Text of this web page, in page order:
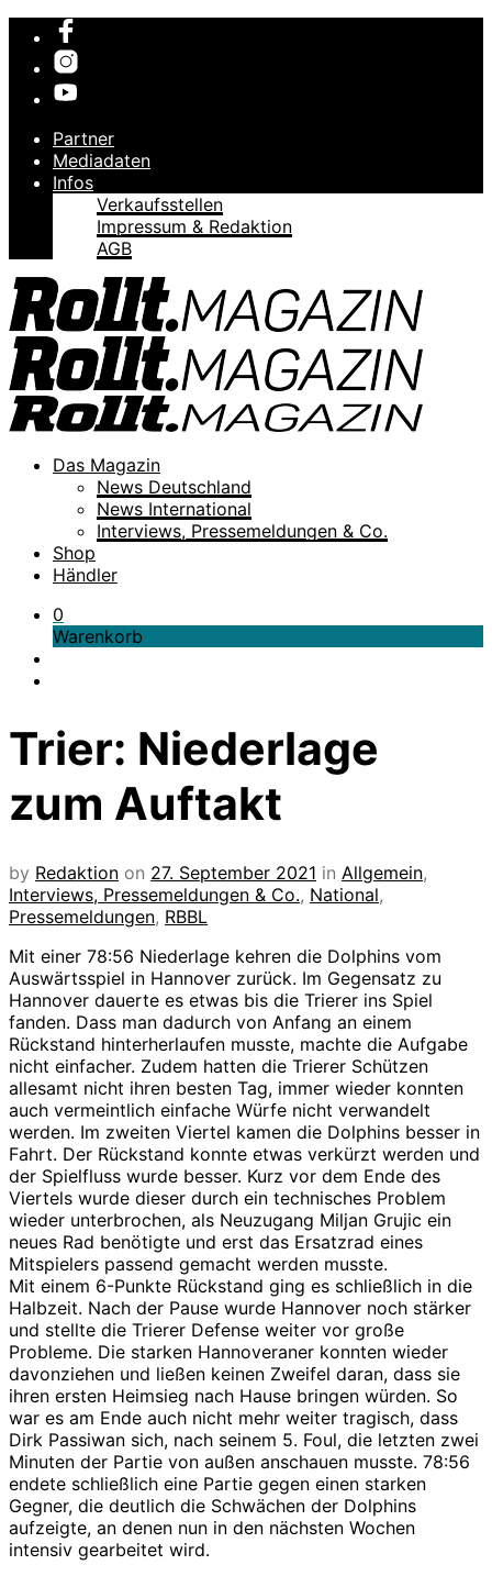
Partner
Mediadaten
Infos
Verkaufsstellen
Impressum & Redaktion
AGB
Das Magazin
News Deutschland
News International
Interviews, Pressemeldungen & Co.
Shop
Händler
0
Warenkorb
Trier: Niederlage
zum Auftakt
by Redaktion on 27. September 2021 in Allgemein,
Interviews, Pressemeldungen & Co., National,
Pressemeldungen, RBBL
Mit einer 78:56 Niederlage kehren die Dolphins vom
Auswärtsspiel in Hannover zurück. Im Gegensatz zu
Hannover dauerte es etwas bis die Trierer ins Spiel
fanden. Dass man dadurch von Anfang an einem
Rückstand hinterherlaufen musste, machte die Aufgabe
nicht einfacher. Zudem hatten die Trierer Schützen
allesamt nicht ihren besten Tag, immer wieder konnten
auch vermeintlich einfache Würfe nicht verwandelt
werden. Im zweiten Viertel kamen die Dolphins besser in
Fahrt. Der Rückstand konnte etwas verkürzt werden und
der Spielfluss wurde besser. Kurz vor dem Ende des
Viertels wurde dieser durch ein technisches Problem
wieder unterbrochen, als Neuzugang Miljan Grujic ein
neues Rad benötigte und erst das Ersatzrad eines
Mitspielers passend gemacht werden musste.
Mit einem 6-Punkte Rückstand ging es schließlich in die
Halbzeit. Nach der Pause wurde Hannover noch stärker
und stellte die Trierer Defense weiter vor große
Probleme. Die starken Hannoveraner konnten wieder
davonziehen und ließen keinen Zweifel daran, dass sie
ihren ersten Heimsieg nach Hause bringen würden. So
war es am Ende auch nicht mehr weiter tragisch, dass
Dirk Passiwan sich, nach seinem 5. Foul, die letzten zwei
Minuten der Partie von außen anschauen musste. 78:56
endete schließlich eine Partie gegen einen starken
Gegner, die deutlich die Schwächen der Dolphins
aufzeigte, an denen nun in den nächsten Wochen
intensiv gearbeitet wird.